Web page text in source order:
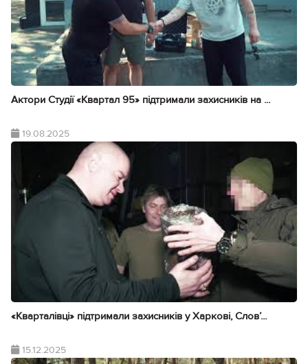
Актори Студії «Квартал 95» підтримали захисників на ...
19.08.2025
«Кварталівці» підтримали захисників у Харкові, Словʼ...
15.12.2025